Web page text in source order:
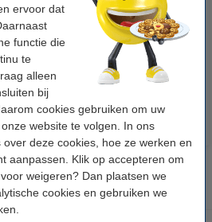
ervoor dat
functie die
te
alleen
bij
cookies gebruiken om uw
website te volgen. In ons
over deze cookies, hoe ze werken en
aanpassen. Klik op accepteren om
weigeren? Dan plaatsen we
cookies en gebruiken we
123inkt kopieerpapier 1 pak van
500 vellen A4 - 80 g/m²
€ 7,25 Incl. 21% btw